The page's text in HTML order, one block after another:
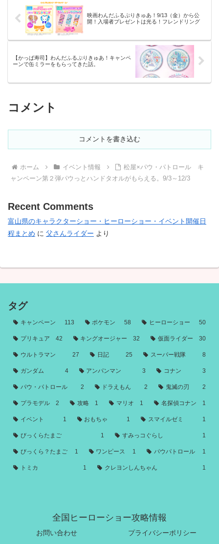
映画わんだふるぷりきゅあ！9/13（金）から公
開！入場者プレゼントは光る！フレンドリング
【かっぱ寿司】わんだふるぷりきゅあ！キャンペ
ーンで缶ミラーをもらってきた話。
コメント
コメントを書き込む
ホーム イベント情報
松屋×パウ・パトロール キ
ャンペーン第２弾パウっとハンドタオルがもらえる。9/3～12/3
Recent Comments
富山県のキャラクターショー・ヒーローショー・イベント開催日
程まとめ に 父さんライダー より
タグ
キャンペーン 113 ポケモン 58 ヒーローショー 50
プリキュア 42 キングオージャー 32 仮面ライダー 30
ウルトラマン 27 日記 25 スーパー戦隊 8
ガンダム 4 アンパンマン 3 コナン 3
パウ・パトロール 2 ドラえもん 2 鬼滅の刃 2
プラモデル 2 攻略 1 マリオ 1 名探偵コナン 1
イベント 1 おもちゃ 1 スマイルゼミ 1
びっくらたまご 1 すみっコぐらし 1
びっくら？たまご 1 ワンピース 1 パウパトロール 1
トミカ 1 クレヨンしんちゃん 1
全国ヒーローショー攻略情報
お問い合わせ プライバシーポリシー